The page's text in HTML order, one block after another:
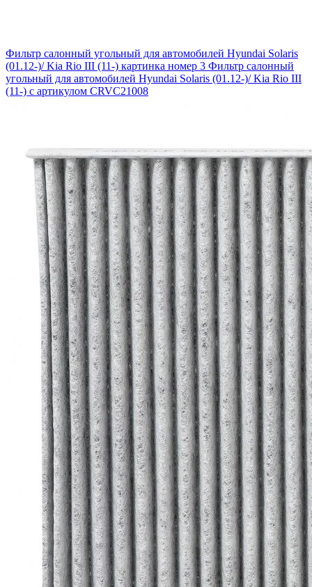
Фильтр салонный угольный для автомобилей Hyundai Solaris
(01.12-)/ Kia Rio III (11-) картинка номер 3 Фильтр салонный
угольный для автомобилей Hyundai Solaris (01.12-)/ Kia Rio III
(11-) с артикулом CRVC21008